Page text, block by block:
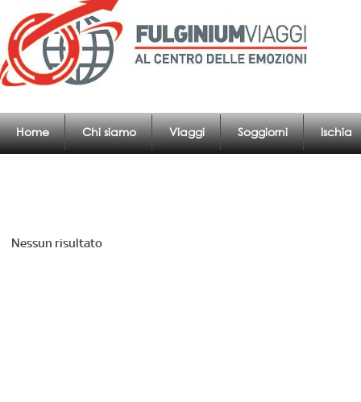
Home Chi siamo Viaggi Soggiorni Ischia
Nessun risultato